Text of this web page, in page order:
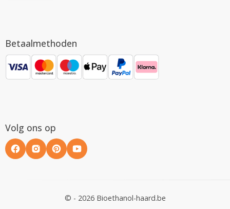
Betaalmethoden
Volg ons op
© - 2026 Bioethanol-haard.be